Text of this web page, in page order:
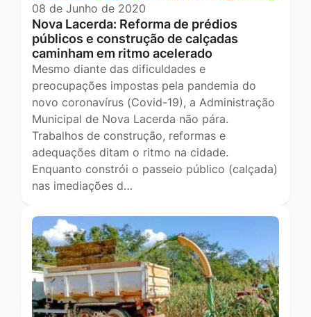
08 de Junho de 2020
Nova Lacerda: Reforma de prédios
públicos e construção de calçadas
caminham em ritmo acelerado
Mesmo diante das dificuldades e
preocupações impostas pela pandemia do
novo coronavírus (Covid-19), a Administração
Municipal de Nova Lacerda não pára.
Trabalhos de construção, reformas e
adequações ditam o ritmo na cidade.
Enquanto constrói o passeio público (calçada)
nas imediações d…